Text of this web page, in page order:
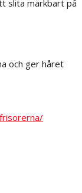
slita märkbart på
och ger håret